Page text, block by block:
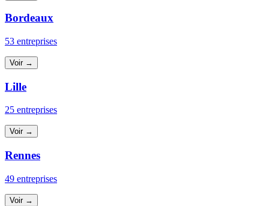
Bordeaux
53 entreprises
Voir →
Lille
25 entreprises
Voir →
Rennes
49 entreprises
Voir →